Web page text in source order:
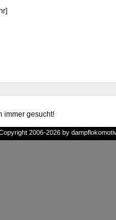
immer gesucht!
2006-2026 by